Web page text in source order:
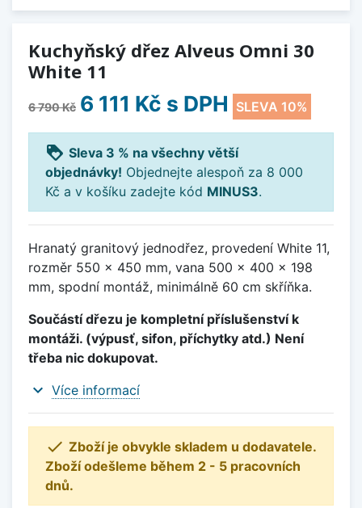
Kuchyňský dřez Alveus Omni 30
White 11
6 790 Kč 6 111 Kč s DPH SLEVA 10%
loyalty Sleva 3 % na všechny větší
objednávky! Objednejte alespoň za 8 000
Kč a v košíku zadejte kód MINUS3.
Hranatý granitový jednodřez, provedení White 11,
rozměr 550 x 450 mm, vana 500 x 400 x 198
mm, spodní montáž, minimálně 60 cm skříňka.
Součástí dřezu je kompletní příslušenství k
montáži. (výpusť, sifon, příchytky atd.) Není
třeba nic dokupovat.
expand_more Více informací
 Zboží je obvykle skladem u dodavatele.
Zboží odešleme během 2 - 5 pracovních
dnů.